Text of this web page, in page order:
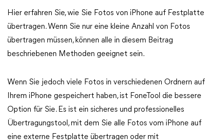
Hier erfahren Sie, wie Sie Fotos von iPhone auf Festplatte
übertragen. Wenn Sie nur eine kleine Anzahl von Fotos
übertragen müssen, können alle in diesem Beitrag
beschriebenen Methoden geeignet sein.
Wenn Sie jedoch viele Fotos in verschiedenen Ordnern auf
Ihrem iPhone gespeichert haben, ist FoneTool die bessere
Option für Sie. Es ist ein sicheres und professionelles
Übertragungstool, mit dem Sie alle Fotos vom iPhone auf
eine externe Festplatte übertragen oder mit